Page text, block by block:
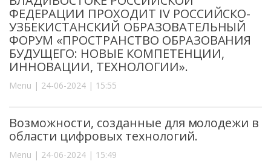
ФЕДЕРАЦИИ ПРОХОДИТ IV РОССИЙСКО-
УЗБЕКИСТАНСКИЙ ОБРАЗОВАТЕЛЬНЫЙ
ФОРУМ «ПРОСТРАНСТВО ОБРАЗОВАНИЯ
БУДУЩЕГО: НОВЫЕ КОМПЕТЕНЦИИ,
ИННОВАЦИИ, ТЕХНОЛОГИИ».
Menu | 24-06-2024 | 15:55
Возможности, созданные для молодежи в
области цифровых технологий.
Menu | 24-06-2024 | 15:49